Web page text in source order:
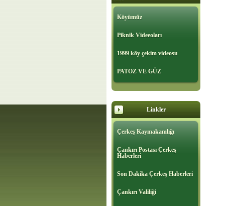
Köyümüz
Piknik Videeoları
1999 köy çekim videosu
PATOZ VE GÜZ
Linkler
Çerkeş Kaymakamlığı
Çankırı Postası Çerkeş
Haberleri
Son Dakika Çerkeş Haberleri
Çankırı Valiliği